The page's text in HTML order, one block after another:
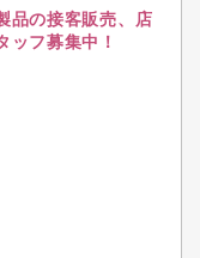
品の接客販売、店
ッフ募集中！